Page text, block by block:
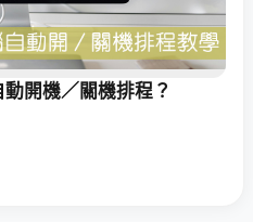
開機／關機排程？